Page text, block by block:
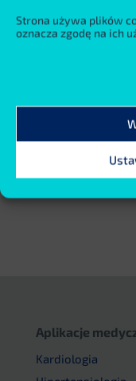
Strona używa plików
oznacza zgodę na ich
Aplikacje
Kardiologia